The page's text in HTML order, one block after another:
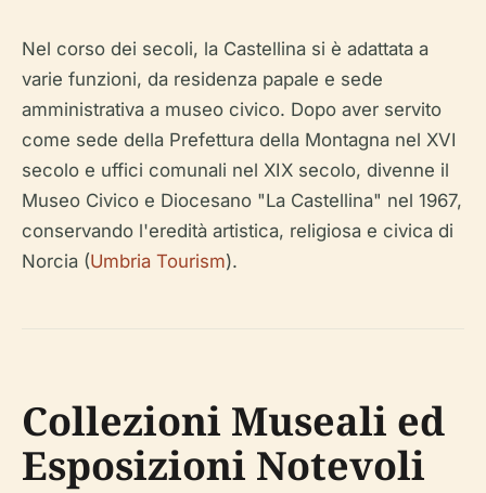
Nel corso dei secoli, la Castellina si è adattata a
varie funzioni, da residenza papale e sede
amministrativa a museo civico. Dopo aver servito
come sede della Prefettura della Montagna nel XVI
secolo e uffici comunali nel XIX secolo, divenne il
Museo Civico e Diocesano "La Castellina" nel 1967,
conservando l'eredità artistica, religiosa e civica di
Norcia (Umbria Tourism).
Collezioni Museali ed
Esposizioni Notevoli